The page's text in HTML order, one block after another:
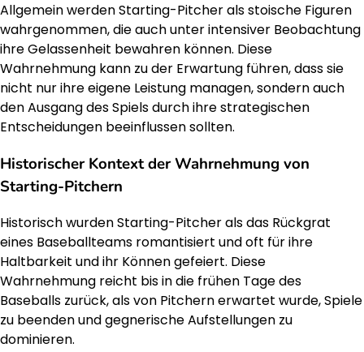
Allgemein werden Starting-Pitcher als stoische Figuren
wahrgenommen, die auch unter intensiver Beobachtung
ihre Gelassenheit bewahren können. Diese
Wahrnehmung kann zu der Erwartung führen, dass sie
nicht nur ihre eigene Leistung managen, sondern auch
den Ausgang des Spiels durch ihre strategischen
Entscheidungen beeinflussen sollten.
Historischer Kontext der Wahrnehmung von
Starting-Pitchern
Historisch wurden Starting-Pitcher als das Rückgrat
eines Baseballteams romantisiert und oft für ihre
Haltbarkeit und ihr Können gefeiert. Diese
Wahrnehmung reicht bis in die frühen Tage des
Baseballs zurück, als von Pitchern erwartet wurde, Spiele
zu beenden und gegnerische Aufstellungen zu
dominieren.